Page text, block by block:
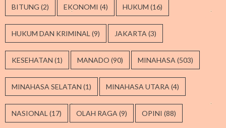
BITUNG (2) EKONOMI (4) HUKUM (16)
HUKUM DAN KRIMINAL (9) JAKARTA (3)
KESEHATAN (1) MANADO (90) MINAHASA (503)
MINAHASA SELATAN (1) MINAHASA UTARA (4)
NASIONAL (17) OLAH RAGA (9) OPINI (88)